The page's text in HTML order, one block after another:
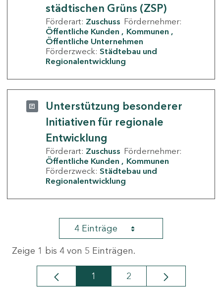
städtischen Grüns (ZSP)
Förderart: Zuschuss Fördernehmer:
Öffentliche Kunden
Kommunen
Öffentliche Unternehmen
Förderzweck: Städtebau und
Regionalentwicklung
Unterstützung besonderer
Initiativen für regionale
Entwicklung
Förderart: Zuschuss Fördernehmer:
Öffentliche Kunden
Kommunen
Förderzweck: Städtebau und
Regionalentwicklung
4 Einträge
Zeige 1 bis 4 von 5 Einträgen.
Seite
1 Seite
2